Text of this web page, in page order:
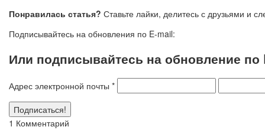
Понравилась статья? Ставьте лайки, делитесь с друзьями и
Подписывайтесь на обновления по E-mail:
Или подписывайтесь на обновление по
Адрес электронной почты *
1 Комментарий